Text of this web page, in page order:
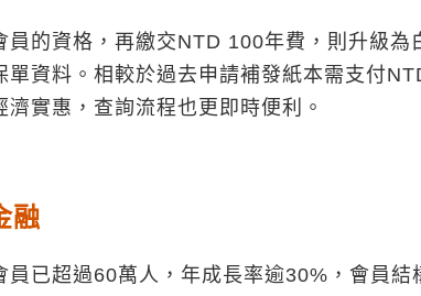
資格，再繳交NTD 100年費，則升級為
單資料。相較於過去申請補發紙本需支付
實惠，查詢流程也更即時便利。
融
超過60萬人，年成長率逾30%，會員結